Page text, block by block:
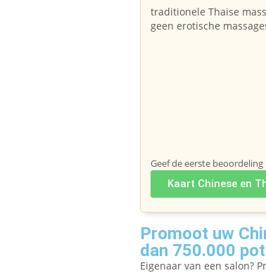
traditionele Thaise
geen erotische
Geef de eerste beoordeling
Kaart Chinese en
Promoot uw
dan 750.000
Eigenaar van een salon?